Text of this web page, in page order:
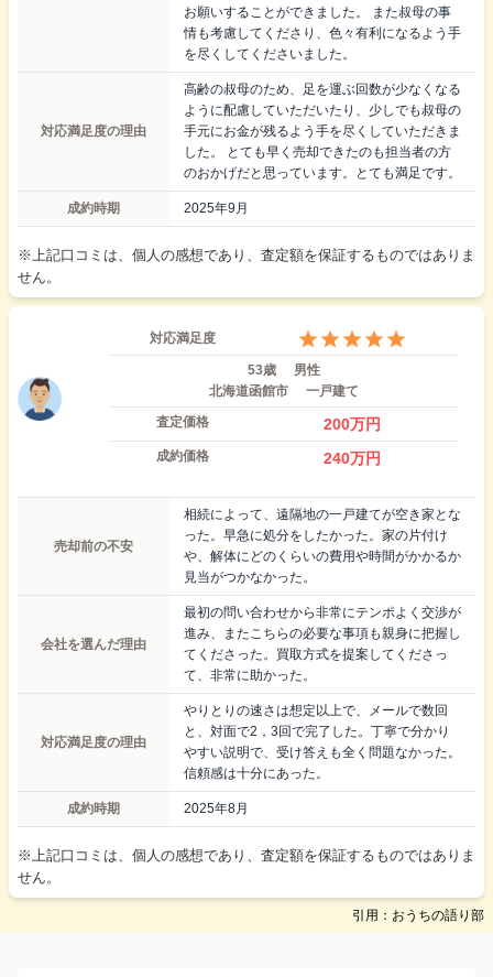
お願いすることができました。 また叔母の事
情も考慮してくださり、色々有利になるよう手
を尽くしてくださいました。
対応満足度の理由
高齢の叔母のため、足を運ぶ回数が少なくなる
ように配慮していただいたり、少しでも叔母の
手元にお金が残るよう手を尽くしていただきま
した。 とても早く売却できたのも担当者の方
のおかげだと思っています。とても満足です。
成約時期 2025年9月
※上記口コミは、個人の感想であり、査定額を保証するものではありま
せん。
対応満足度
53歳
男性
北海道函館市
一戸建て
査定価格
200万円
成約価格 240万円
売却前の不安
相続によって、遠隔地の一戸建てが空き家とな
った。早急に処分をしたかった。家の片付け
や、解体にどのくらいの費用や時間がかかるか
見当がつかなかった。
会社を選んだ理由
最初の問い合わせから非常にテンポよく交渉が
進み、またこちらの必要な事項も親身に把握し
てくださった。買取方式を提案してくださっ
て、非常に助かった。
対応満足度の理由
やりとりの速さは想定以上で、メールで数回
と、対面で2，3回で完了した。丁寧で分かり
やすい説明で、受け答えも全く問題なかった。
信頼感は十分にあった。
成約時期 2025年8月
※上記口コミは、個人の感想であり、査定額を保証するものではありま
せん。
引用：おうちの語り部